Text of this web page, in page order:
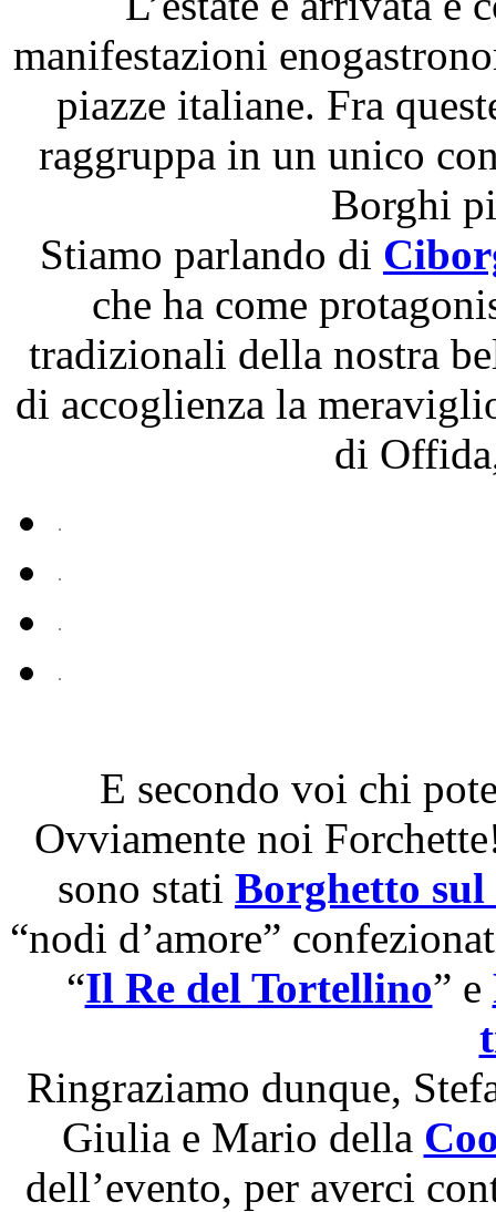
manifestazioni
piazze italiane. Fra
raggruppa in un unico
Borghi
Stiamo parlando di
che ha come
tradizionali della nostra
di accoglienza la
di
E secondo voi chi
Ovviamente noi
sono stati Borghetto
“nodi d’amore”
“Il Re del Tortellino” e
Ringraziamo dunque,
Giulia e Mario della
dell’evento, per averci